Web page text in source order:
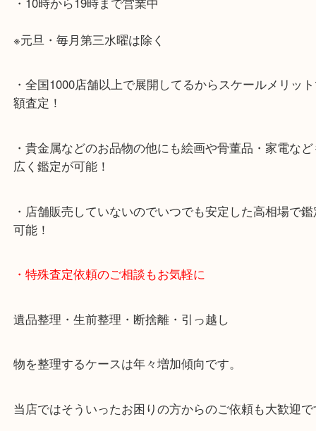
・当店特徴
山の手」内にあり、非常にアクセスしやすい場所に
す。
・デュオ神戸山の手エリアにある店舗なのでショッ
中に査定が可能！
・10年以上のベテランスタッフがご対応！
・10時から19時まで営業中
・全国1000店舗以上で展開してるからスケールメ
額査定！